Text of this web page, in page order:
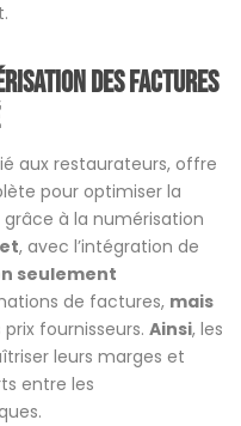
des factures
aux restaurateurs, offre
pour optimiser la
à la numérisation
, avec l’intégration de
seulement
de factures, mais
fournisseurs. Ainsi, les
leurs marges et
entre les